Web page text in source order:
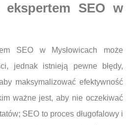
ekspertem SEO w
SEO w Mysłowicach może
jednak istnieją pewne błędy,
maksymalizować efektywność
ważne jest, aby nie oczekiwać
SEO to proces długofalowy i